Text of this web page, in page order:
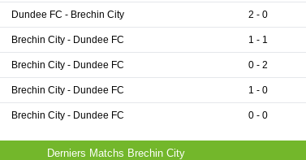
Dundee FC - Brechin City 2 - 0
Brechin City - Dundee FC 1 - 1
Brechin City - Dundee FC 0 - 2
Brechin City - Dundee FC 1 - 0
Brechin City - Dundee FC 0 - 0
Derniers Matchs Brechin City